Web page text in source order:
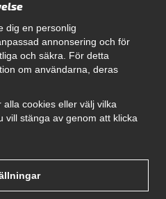
dig en personlig
annonsering och för
och säkra. För detta
om användarna, deras
cookies eller välj vilka
vill stänga av genom att klicka